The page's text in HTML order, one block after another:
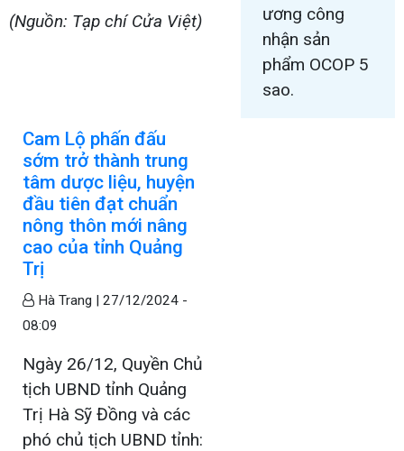
ương công
nhận sản
phẩm OCOP 5
sao.
(Nguồn: Tạp chí Cửa Việt)
Cam Lộ phấn đấu
sớm trở thành trung
tâm dược liệu, huyện
đầu tiên đạt chuẩn
nông thôn mới nâng
cao của tỉnh Quảng
Trị
Hà Trang | 27/12/2024 -
08:09
Ngày 26/12, Quyền Chủ
tịch UBND tỉnh Quảng
Trị Hà Sỹ Đồng và các
phó chủ tịch UBND tỉnh: